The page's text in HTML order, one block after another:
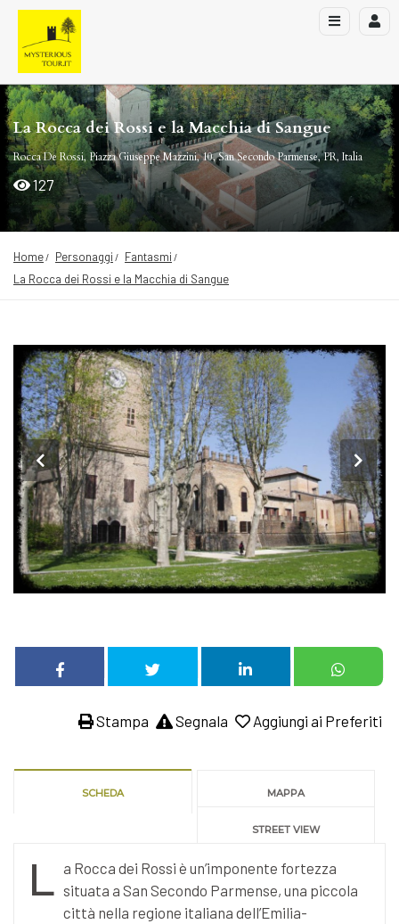
La Rocca dei Rossi e la Macchia di Sangue
Rocca De Rossi, Piazza Giuseppe Mazzini, 10, San Secondo Parmense, PR, Italia
127
Home Personaggi
Fantasmi
La Rocca dei Rossi e la Macchia di Sangue
Aggiungi ai Preferiti
Segnala
Stampa
SCHEDA MAPPA
STREET VIEW
L a Rocca dei Rossi è un’imponente fortezza
situata a San Secondo Parmense, una piccola
città nella regione italiana dell’Emilia-